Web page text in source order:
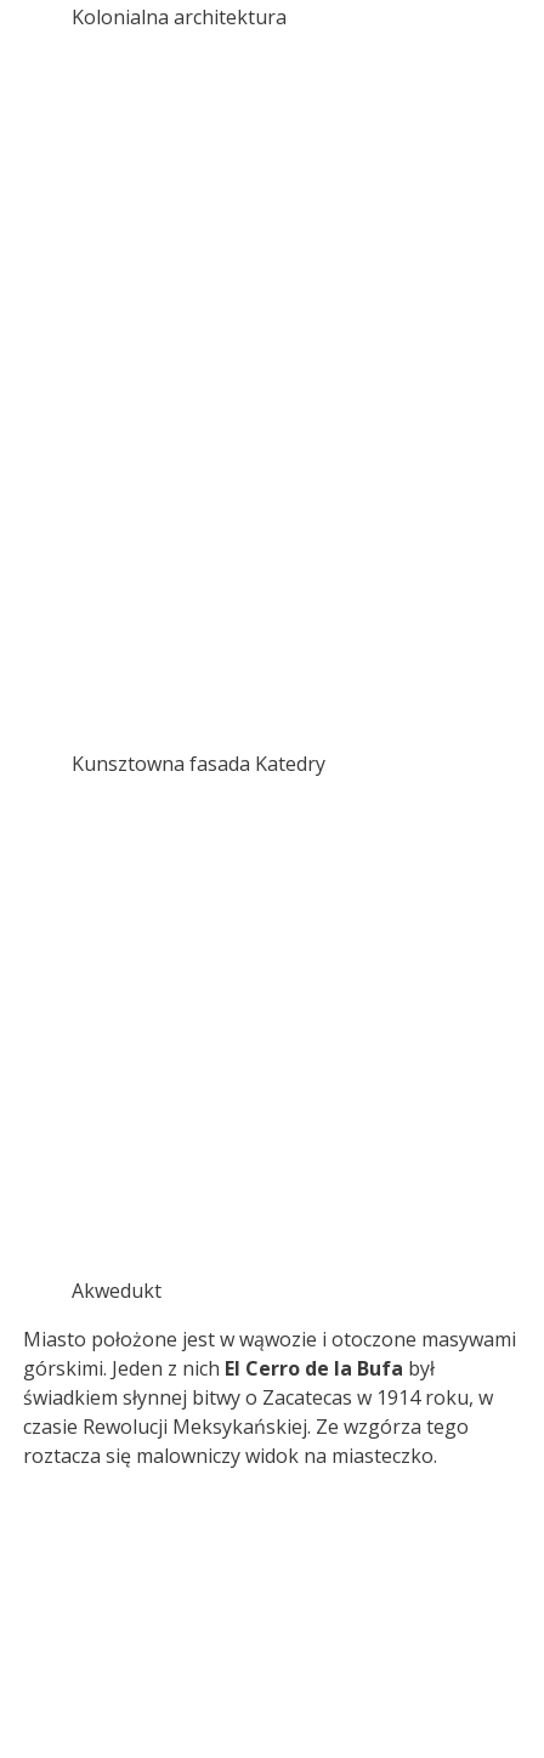
Kolonialna architektura
Kunsztowna fasada Katedry
Akwedukt
Miasto położone jest w wąwozie i otoczone masywami
górskimi. Jeden z nich El Cerro de la Bufa był
świadkiem słynnej bitwy o Zacatecas w 1914 roku, w
czasie Rewolucji Meksykańskiej. Ze wzgórza tego
roztacza się malowniczy widok na miasteczko.